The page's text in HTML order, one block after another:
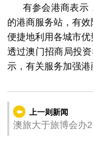
有参会港商表示
的港商服务站，有
便捷地利用各城市
透过澳门招商局投
示，有关服务加强港
上一则新闻
澳旅大于旅博会办